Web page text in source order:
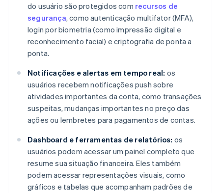
do usuário são protegidos com recursos de
segurança, como autenticação multifator (MFA),
login por biometria (como impressão digital e
reconhecimento facial) e criptografia de ponta a
ponta.
Notificações e alertas em tempo real: os
usuários recebem notificações push sobre
atividades importantes da conta, como transações
suspeitas, mudanças importantes no preço das
ações ou lembretes para pagamentos de contas.
Dashboard e ferramentas de relatórios: os
usuários podem acessar um painel completo que
resume sua situação financeira. Eles também
podem acessar representações visuais, como
gráficos e tabelas que acompanham padrões de